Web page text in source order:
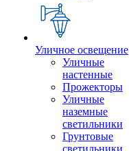
Уличное освещение
Уличные
настенные
Прожекторы
Уличные
наземные
светильники
Грунтовые
светильники